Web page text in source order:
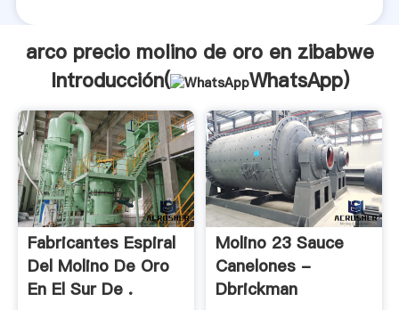
arco precio molino de oro en zibabwe
Introducción(
WhatsApp)
Fabricantes Espiral
Del Molino De Oro
En El Sur De .
Molino 23 Sauce
Canelones -
Dbrickman